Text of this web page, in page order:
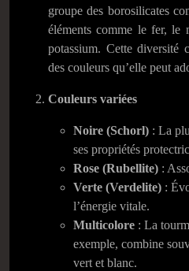
groupe des borosilicates
éléments comme le fer, le
potassium. Cette diversité
des couleurs qu’elle peut
Couleurs variées
Noire (Schorl) : La
ses propriétés
Rose (Rubellite) :
Verte (Verdelite) :
l’énergie vitale.
Multicolore : La
exemple, combine
vert et blanc.